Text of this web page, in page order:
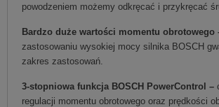
powodzeniem możemy odkręcać i przykręcać
Bardzo duże wartości momentu obrotowego
zastosowaniu wysokiej mocy silnika BOSCH
zakres zastosowań.
3-stopniowa funkcja BOSCH PowerControl –
regulacji momentu obrotowego oraz prędkości